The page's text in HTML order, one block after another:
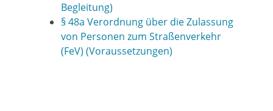
Begleitung)
§ 48a Verordnung über die Zulassung
von Personen zum Straßenverkehr
(FeV) (Voraussetzungen)